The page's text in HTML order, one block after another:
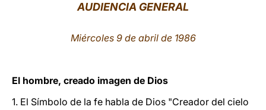
AUDIENCIA GENERAL
Miércoles 9 de abril de 1986
El hombre, creado imagen de Dios
1. El Símbolo de la fe habla de Dios "Creador del cielo